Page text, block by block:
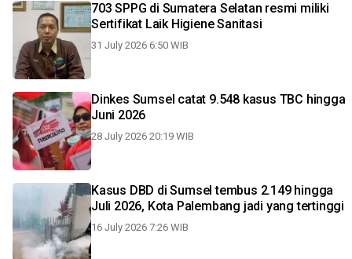
703 SPPG di Sumatera Selatan resmi miliki
Sertifikat Laik Higiene Sanitasi
31 July 2026 6:50 WIB
Dinkes Sumsel catat 9.548 kasus TBC hingga
Juni 2026
28 July 2026 20:19 WIB
Kasus DBD di Sumsel tembus 2.149 hingga
Juli 2026, Kota Palembang jadi yang tertinggi
16 July 2026 7:26 WIB